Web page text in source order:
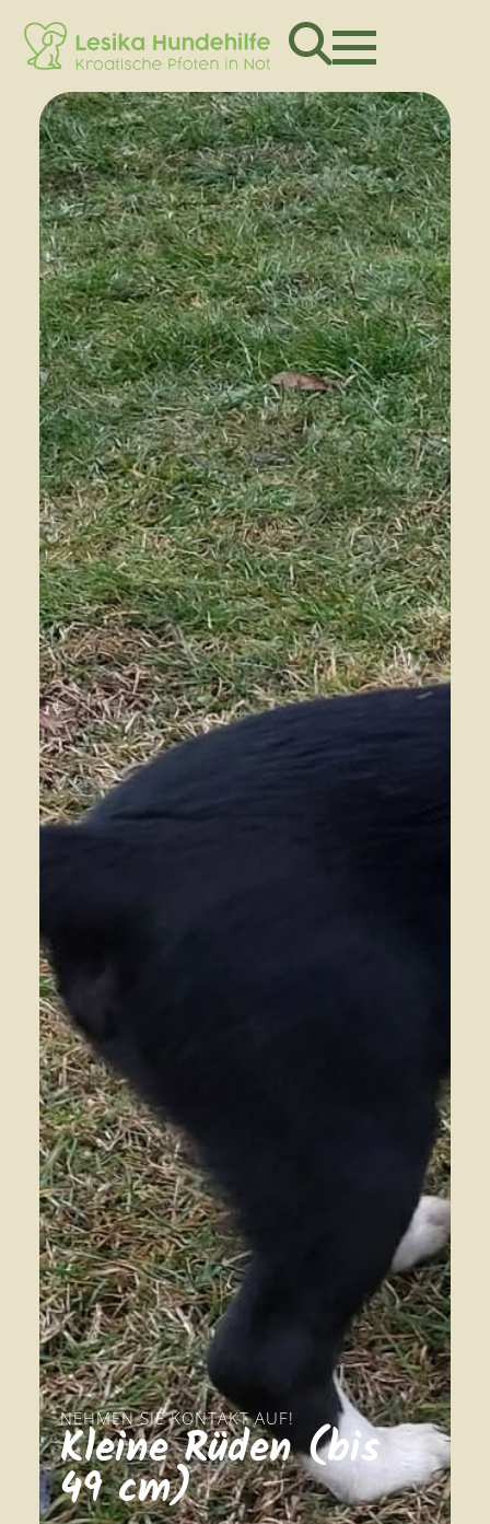
NEHMEN SIE KONTAKT AUF!
Kleine Rüden (bis
49 cm)